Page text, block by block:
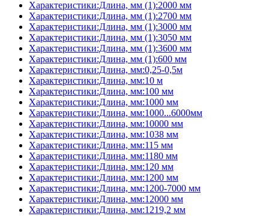
Характеристики:Длина, мм (1):2000 мм
Характеристики:Длина, мм (1):2700 мм
Характеристики:Длина, мм (1):3000 мм
Характеристики:Длина, мм (1):3050 мм
Характеристики:Длина, мм (1):3600 мм
Характеристики:Длина, мм (1):600 мм
Характеристики:Длина, мм:0,25-0,5м
Характеристики:Длина, мм:10 м
Характеристики:Длина, мм:100 мм
Характеристики:Длина, мм:1000 мм
Характеристики:Длина, мм:1000...6000мм
Характеристики:Длина, мм:10000 мм
Характеристики:Длина, мм:1038 мм
Характеристики:Длина, мм:115 мм
Характеристики:Длина, мм:1180 мм
Характеристики:Длина, мм:120 мм
Характеристики:Длина, мм:1200 мм
Характеристики:Длина, мм:1200-7000 мм
Характеристики:Длина, мм:12000 мм
Характеристики:Длина, мм:1219,2 мм